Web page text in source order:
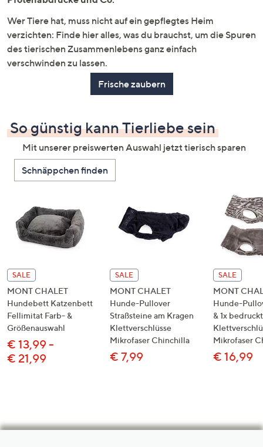
Wer Tiere hat, muss nicht auf ein gepflegtes Heim
verzichten: Finde hier alles, was du brauchst, um die Spuren
des tierischen Zusammenlebens ganz einfach
verschwinden zu lassen.
Frische zaubern
So günstig kann Tierliebe sein
Mit unserer preiswerten Auswahl jetzt tierisch sparen
Schnäppchen finden
SALE
MONT CHALET
Hundebett Katzenbett
Fellimitat Farb- &
Größenauswahl
€ 13,99 -
€ 21,99
SALE
MONT CHALET
Hunde-Pullover
Straßsteine am Kragen
Klettverschlüsse
Mikrofaser Chinchilla
€ 7,99
SALE
MONT
Hunde-
& 1x bedruckt
Mikrofaser
€ 16,99